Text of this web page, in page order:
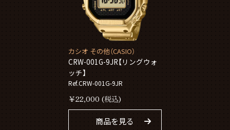
カシオ その他（CASIO）
CRW-001G-9JR【リングウォ
ッチ】
Ref.CRW-001G-9JR
￥22,000(税込)
商品を見る